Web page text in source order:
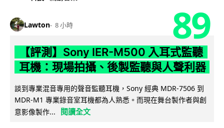
Lawton 8 小時 89
【評測】Sony IER-M500 入耳式監聽
耳機：現場拍攝、後製監聽與人聲利器
談到專業混音專用的聲音監聽耳機，Sony 經典 MDR-7506 到
MDR-M1 專業錄音室耳機都為人熟悉。而現在舞台製作者與創
意影像製作...
閱讀全文